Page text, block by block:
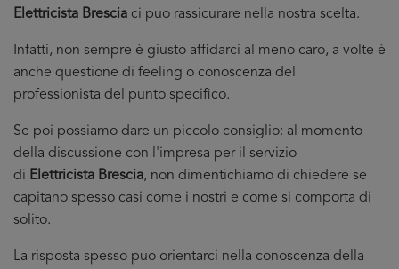
Elettricista Brescia ci puo rassicurare nella nostra scelta.
Infatti, non sempre è giusto affidarci al meno caro, a volte è
anche questione di feeling o conoscenza del
professionista del punto specifico.
Se poi possiamo dare un piccolo consiglio: al momento
della discussione con l'impresa per il servizio
di Elettricista Brescia, non dimentichiamo di chiedere se
capitano spesso casi come i nostri e come si comporta di
solito.
La risposta spesso puo orientarci nella conoscenza della